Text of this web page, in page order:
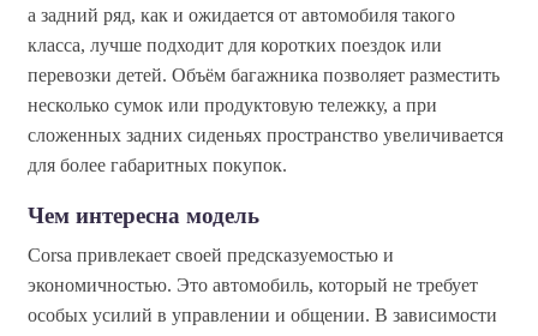
а задний ряд, как и ожидается от автомобиля такого
класса, лучше подходит для коротких поездок или
перевозки детей. Объём багажника позволяет разместить
несколько сумок или продуктовую тележку, а при
сложенных задних сиденьях пространство увеличивается
для более габаритных покупок.
Чем интересна модель
Corsa привлекает своей предсказуемостью и
экономичностью. Это автомобиль, который не требует
особых усилий в управлении и общении. В зависимости